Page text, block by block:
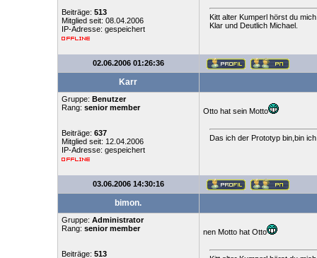
Beiträge: 513
Mitglied seit: 08.04.2006
IP-Adresse: gespeichert
Kitt alter Kumperl hörst du
Klar und Deutlich Michael.
02.06.2006 01:26:36
Karr
Gruppe: Benutzer
Rang: senior member
Beiträge: 637
Mitglied seit: 12.04.2006
IP-Adresse: gespeichert
Otto hat sein Motto
Das ich der Prototyp bin,bin
03.06.2006 14:30:16
bimon.
Gruppe: Administrator
Rang: senior member
Beiträge: 513
nen Motto hat Otto